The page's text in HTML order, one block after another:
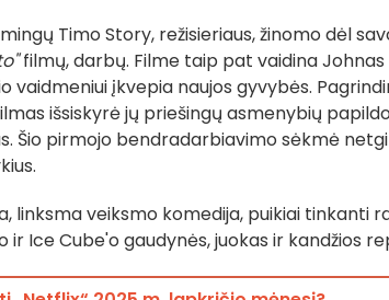
Timo Story, režisieriaus, žinomo dėl
filmų, darbų. Filme taip pat vaidina Johnas
vaidmeniui įkvepia naujos gyvybės.
išsiskyrė jų priešingų asmenybių
Šio pirmojo bendradarbiavimo sėkmė
linksma veiksmo komedija, puikiai tinkanti
ir Ice Cube'o gaudynės, juokas ir kandžios